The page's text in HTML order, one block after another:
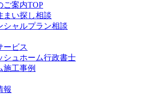
ご案内TOP
まい探し相談
シャルプラン相談
ービス
シュホーム行政書士
施工事例
報